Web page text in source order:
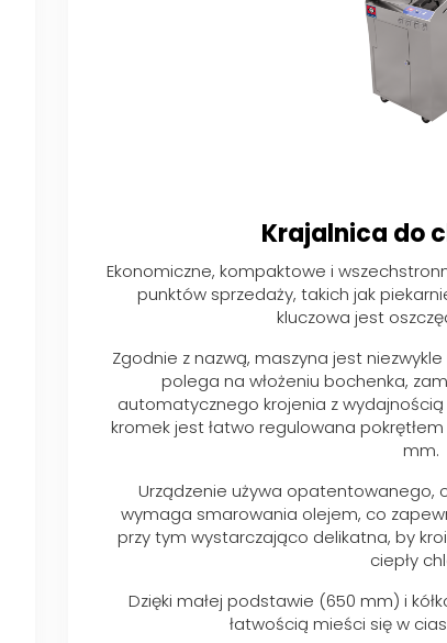
Krajalnica do
Ekonomiczne, kompaktowe i
punktów sprzedaży, takich jak
kluczowa jest
Zgodnie z nazwą, maszyna jest
polega na włożeniu bochenka,
automatycznego krojenia z
kromek jest łatwo regulowana
mm.
Urządzenie używa opatentowanego,
wymaga smarowania olejem, co
przy tym wystarczająco delikatna, by
ciepły
Dzięki małej podstawie (650 mm) i
łatwością mieści się w